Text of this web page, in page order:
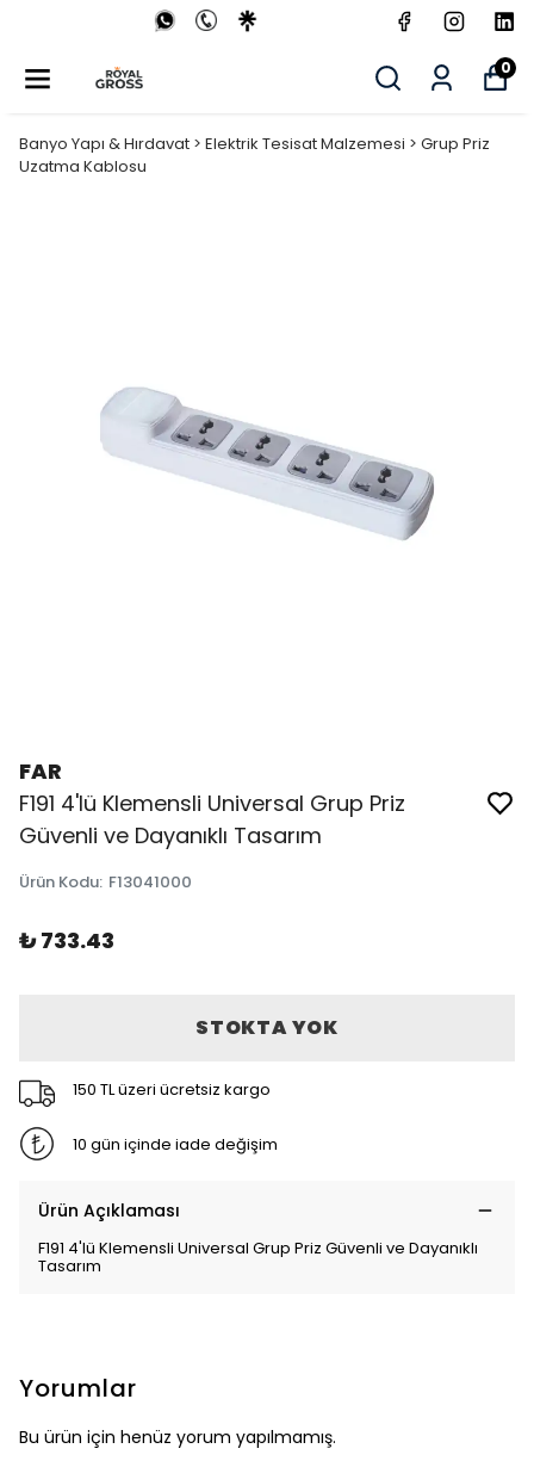
0
Banyo Yapı & Hırdavat > Elektrik Tesisat Malzemesi > Grup Priz
Uzatma Kablosu
FAR
F191 4'lü Klemensli Universal Grup Priz
Güvenli ve Dayanıklı Tasarım
Ürün Kodu: F13041000
₺ 733.43
STOKTA YOK
150 TL üzeri ücretsiz kargo
10 gün içinde iade değişim
Ürün Açıklaması
F191 4'lü Klemensli Universal Grup Priz Güvenli ve Dayanıklı
Tasarım
Yorumlar
Bu ürün için henüz yorum yapılmamış.